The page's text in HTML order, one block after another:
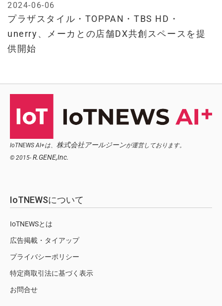
プラザスタイル・TOPPAN・TBS HD・
unerry、メーカとの店舗DX共創スペースを提
供開始
2024-06-06
IoTNEWS AI+は、 株式会社アールジーンが運営しております。
© 2015- R.GENE,Inc.
IoTNEWSについて
IoTNEWSとは
広告掲載・タイアップ
プライバシーポリシー
特定商取引法に基づく表示
お問合せ